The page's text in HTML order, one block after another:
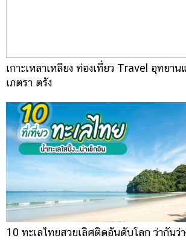
เกาะเหลาเหลียง ท่องเที่ยว Travel อุทยา
เภตรา ตรัง
10 ทะเลไทยสวยเลิศติดอันดับโลก ว่ากันว่